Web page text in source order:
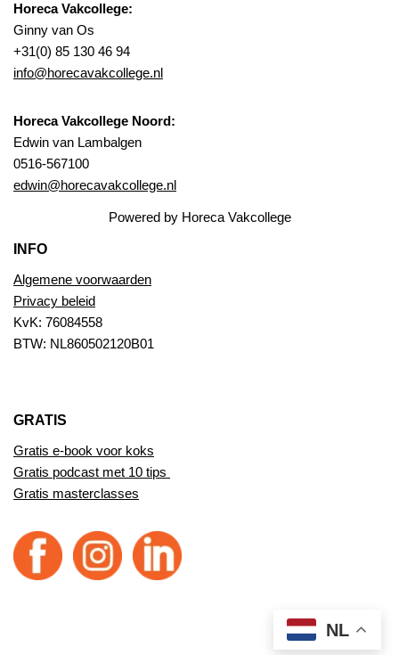
Horeca Vakcollege:
Ginny van Os
+31(0) 85 130 46 94
info@horecavakcollege.nl
Horeca Vakcollege Noord:
Edwin van Lambalgen
0516-567100
edwin@horecavakcollege.nl
Powered by Horeca Vakcollege
INFO
Algemene voorwaarden
Privacy beleid
KvK: 76084558
BTW: NL860502120B01
GRATIS
Gratis e-book voor koks
Gratis podcast met 10 tips
Gratis masterclasses
NL